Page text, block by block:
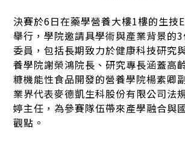
決賽於6日在藥學營養大樓1樓的生技
舉行，學院邀請具學術與產業背景的
委員，包括長期致力於健康科技研究
養學院謝榮鴻院長、研究專長涵蓋高
糠機能性食品開發的營養學院楊素卿
業界代表麥德凱生科股份有限公司法
婷主任，為參賽隊伍帶來產學融合與
觀點。